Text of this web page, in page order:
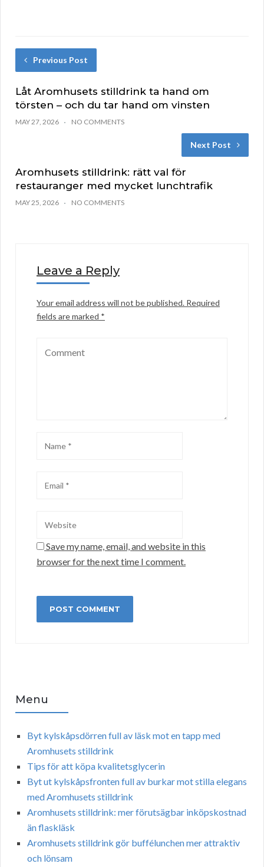
Previous Post
Låt Aromhusets stilldrink ta hand om
törsten – och du tar hand om vinsten
MAY 27, 2026 NO COMMENTS
Next Post
Aromhusets stilldrink: rätt val för
restauranger med mycket lunchtrafik
MAY 25, 2026 NO COMMENTS
Leave a Reply
Your email address will not be published. Required
fields are marked *
Save my name, email, and website in this
browser for the next time I comment.
Menu
Byt kylskåpsdörren full av läsk mot en tapp med
Aromhusets stilldrink
Tips för att köpa kvalitetsglycerin
Byt ut kylskåpsfronten full av burkar mot stilla elegans
med Aromhusets stilldrink
Aromhusets stilldrink: mer förutsägbar inköpskostnad
än flaskläsk
Aromhusets stilldrink gör buffélunchen mer attraktiv
och lönsam